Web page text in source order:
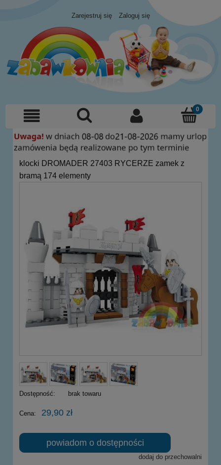
Zarejestruj się Zaloguj się
klocki DROMADER 27403 RYCERZE zamek z
bramą 174 elementy
Dostępność: brak towaru
Cena: 29,90 zł
powiadom o dostępności
dodaj do przechowalni